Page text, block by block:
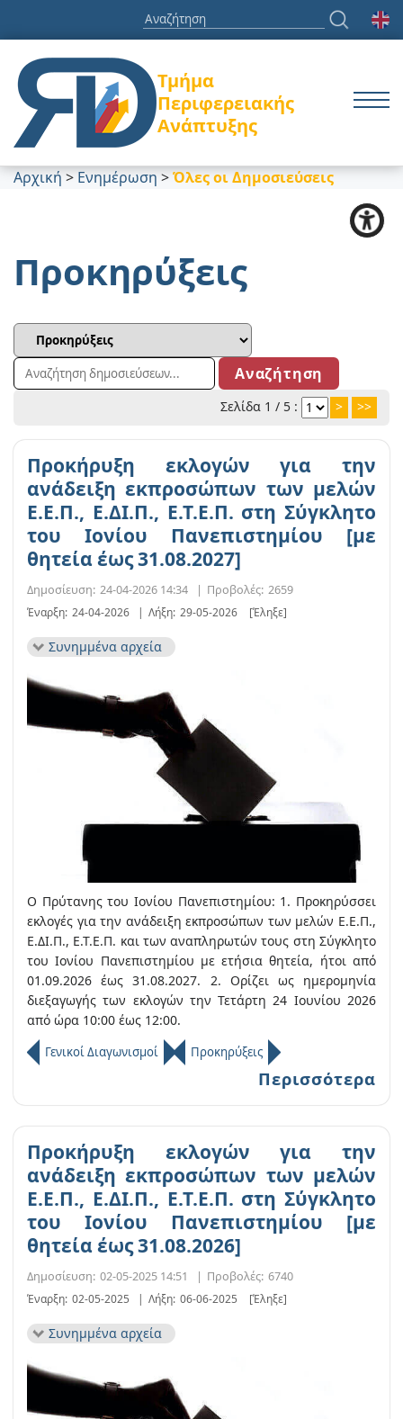
Τμήμα
Περιφερειακής
Ανάπτυξης
Αρχική > Ενημέρωση >Όλες οι Δημοσιεύσεις
Προκηρύξεις
Σελίδα 1 / 5 : > >>
Προκήρυξη εκλογών για την
ανάδειξη εκπροσώπων των μελών
Ε.Ε.Π., Ε.ΔΙ.Π., Ε.Τ.Ε.Π. στη Σύγκλητο
του Ιονίου Πανεπιστημίου [με
θητεία έως 31.08.2027]
Δημοσίευση: 24-04-2026 14:34 | Προβολές: 2659
Έναρξη: 24-04-2026 | Λήξη: 29-05-2026 [Έληξε]
Συνημμένα αρχεία
Ο Πρύτανης του Ιονίου Πανεπιστημίου: 1. Προκηρύσσει
εκλογές για την ανάδειξη εκπροσώπων των μελών Ε.Ε.Π.,
Ε.ΔΙ.Π., Ε.Τ.Ε.Π. και των αναπληρωτών τους στη Σύγκλητο
του Ιονίου Πανεπιστημίου με ετήσια θητεία, ήτοι από
01.09.2026 έως 31.08.2027. 2. Ορίζει ως ημερομηνία
διεξαγωγής των εκλογών την Τετάρτη 24 Ιουνίου 2026
από ώρα 10:00 έως 12:00.
Γενικοί Διαγωνισμοί Προκηρύξεις
Περισσότερα
Προκήρυξη εκλογών για την
ανάδειξη εκπροσώπων των μελών
Ε.Ε.Π., Ε.ΔΙ.Π., Ε.Τ.Ε.Π. στη Σύγκλητο
του Ιονίου Πανεπιστημίου [με
θητεία έως 31.08.2026]
Δημοσίευση: 02-05-2025 14:51 | Προβολές: 6740
Έναρξη: 02-05-2025 | Λήξη: 06-06-2025 [Έληξε]
Συνημμένα αρχεία